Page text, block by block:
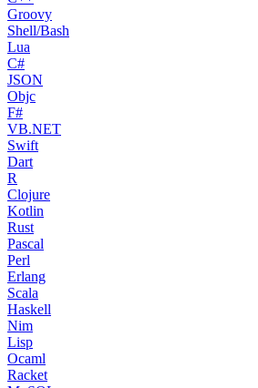
Groovy
Shell/Bash
Lua
C#
JSON
Objc
F#
VB.NET
Swift
Dart
R
Clojure
Kotlin
Rust
Pascal
Perl
Erlang
Scala
Haskell
Nim
Lisp
Ocaml
Racket